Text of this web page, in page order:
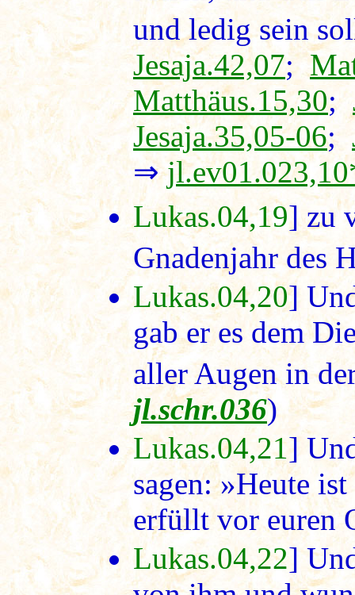
und ledig sein
Jesaja.42,07;
Matthäus.15,30;
Jesaja.35,05-06;
⇒
Lukas.04,19] zu
Gnadenjahr des
Lukas.04,20]
gab er es dem
aller Augen in
jl.schr.036)
Lukas.04,21]
sagen: »Heute
erfüllt vor euren
Lukas.04,22]